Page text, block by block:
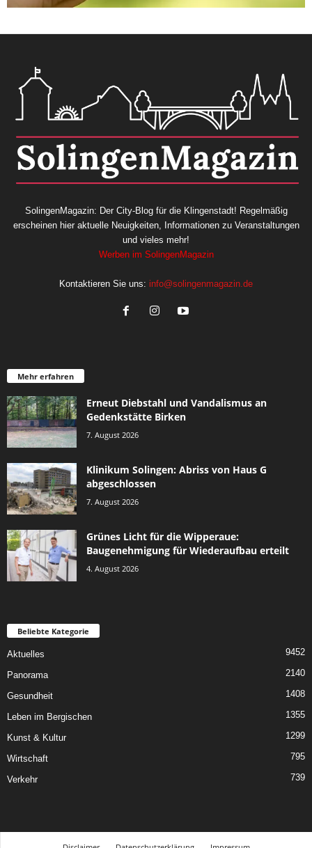
SolingenMagazin: Der City-Blog für die Klingenstadt! Regelmäßig
erscheinen hier aktuelle Neuigkeiten, Informationen zu Veranstaltungen
und vieles mehr!
Werben im SolingenMagazin
Kontaktieren Sie uns: info@solingenmagazin.de
Mehr erfahren
Erneut Diebstahl und Vandalismus an
Gedenkstätte Birken
7. August 2026
Klinikum Solingen: Abriss von Haus G
abgeschlossen
7. August 2026
Grünes Licht für die Wipperaue:
Baugenehmigung für Wiederaufbau erteilt
4. August 2026
Beliebte Kategorie
Aktuelles 9452
Panorama 2140
Gesundheit 1408
Leben im Bergischen 1355
Kunst & Kultur 1299
Wirtschaft 795
Verkehr 739